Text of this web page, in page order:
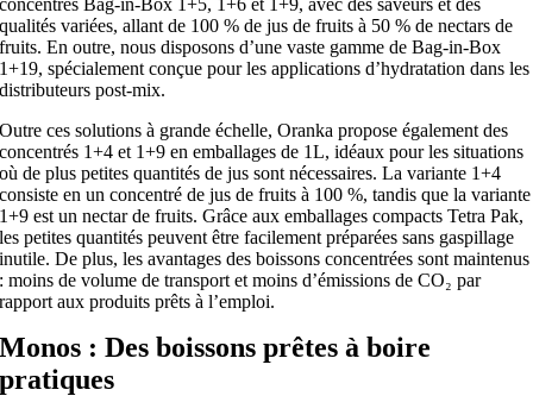
concentrés Bag-in-Box 1+5, 1+6 et 1+9, avec des saveurs et des
qualités variées, allant de 100 % de jus de fruits à 50 % de nectars de
fruits. En outre, nous disposons d’une vaste gamme de Bag-in-Box
1+19, spécialement conçue pour les applications d’hydratation dans les
distributeurs post-mix.
Outre ces solutions à grande échelle, Oranka propose également des
concentrés 1+4 et 1+9 en emballages de 1L, idéaux pour les situations
où de plus petites quantités de jus sont nécessaires. La variante 1+4
consiste en un concentré de jus de fruits à 100 %, tandis que la variante
1+9 est un nectar de fruits. Grâce aux emballages compacts Tetra Pak,
les petites quantités peuvent être facilement préparées sans gaspillage
inutile. De plus, les avantages des boissons concentrées sont maintenus
: moins de volume de transport et moins d’émissions de CO₂ par
rapport aux produits prêts à l’emploi.
Monos : Des boissons prêtes à boire
pratiques